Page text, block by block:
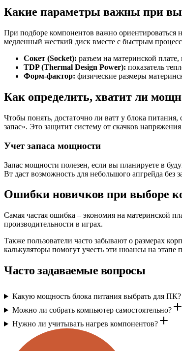
Какие параметры важны при
При подборе компонентов важно ориентироваться
медленный жесткий диск вместе с быстрым
Сокет (Socket): разъем на материнской
TDP (Thermal Design Power): показатель
Форм-фактор: физические размеры
Как определить, хватит ли
Чтобы понять, достаточно ли ватт у блока
запас». Это защитит систему от скачков
Учет запаса мощности
Запас мощности полезен, если вы планируете в
Вт даст возможность для небольшого апгрейда без
Ошибки новичков при выборе
Самая частая ошибка – экономия на материнской
производительности в играх.
Также пользователи часто забывают о размерах
калькуляторы помогут учесть эти нюансы на этапе
Часто задаваемые вопросы
Какую мощность блока питания выбрать для ПК?
Можно ли собрать компьютер самостоятельно?
Нужно ли учитывать нагрев компонентов?